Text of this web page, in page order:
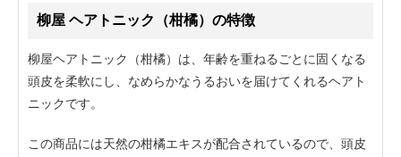
柳屋 ヘアトニック（柑橘）の特徴
柳屋ヘアトニック（柑橘）は、年齢を重ねるごとに固くなる
頭皮を柔軟にし、なめらかなうるおいを届けてくれるヘアト
ニックです。
この商品には天然の柑橘エキスが配合されているので、頭皮